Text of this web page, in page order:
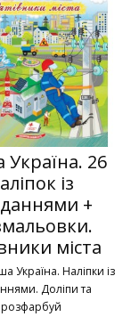
26
із
+
міста
Україна. Наліпки із
Доліпи та
розфарбуй